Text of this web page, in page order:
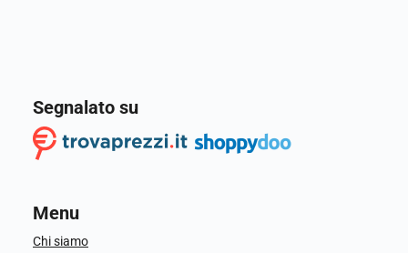
Segnalato su
Menu
Chi siamo